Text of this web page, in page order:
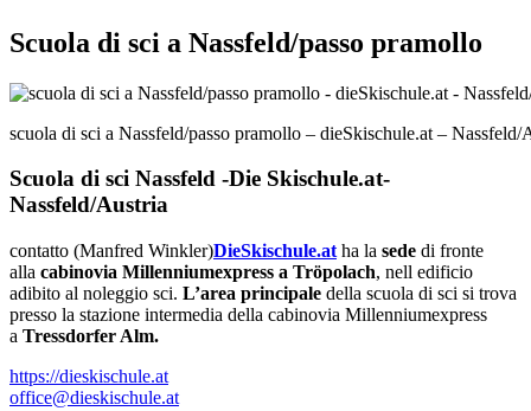
Scuola di sci a Nassfeld/passo pramollo
scuola di sci a Nassfeld/passo pramollo – dieSkischule.at – Nassfeld/
Scuola di sci Nassfeld -Die Skischule.at-
Nassfeld/Austria
contatto (Manfred Winkler)DieSkischule.at ha la sede di fronte
alla cabinovia Millenniumexpress a Tröpolach, nell edificio
adibito al noleggio sci. L’area principale della scuola di sci si trova
presso la stazione intermedia della cabinovia Millenniumexpress
a Tressdorfer Alm.
https://dieskischule.at
office@dieskischule.at